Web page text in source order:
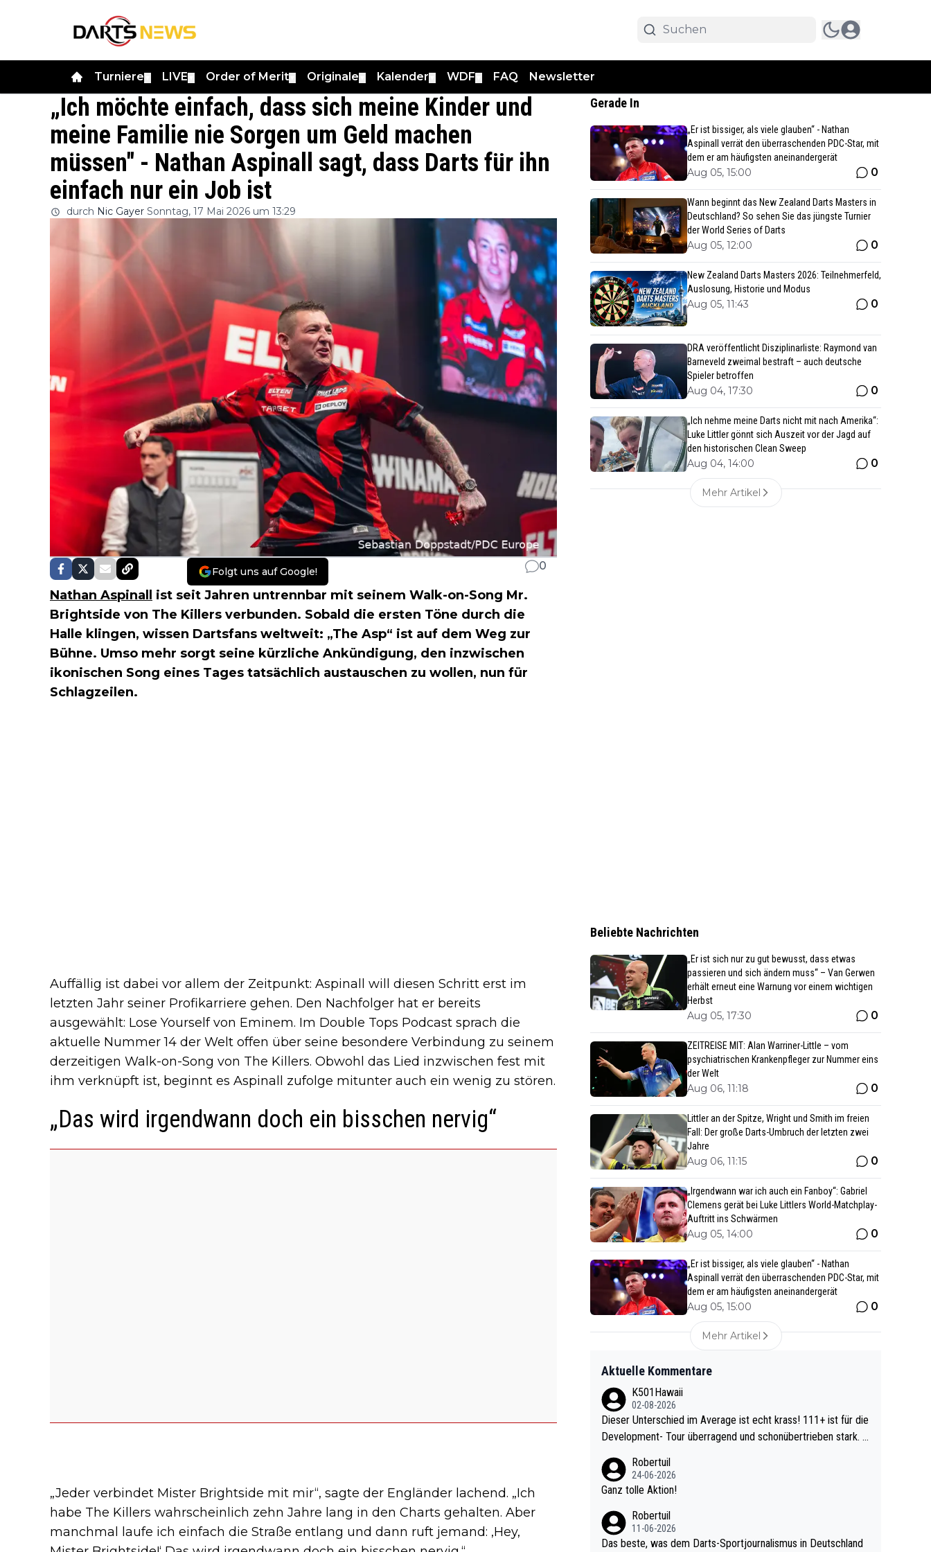
Turniere LIVE Order of Merit Originale Kalender WDF FAQ Newsletter
„Ich möchte einfach, dass sich meine Kinder und
meine Familie nie Sorgen um Geld machen
müssen" - Nathan Aspinall sagt, dass Darts für ihn
einfach nur ein Job ist
durch Nic Gayer Sonntag, 17 Mai 2026 um 13:29
Folgt uns auf Google! 0
Nathan Aspinall
ist seit Jahren untrennbar mit seinem Walk-on-Song Mr.
Brightside von The Killers verbunden. Sobald die ersten Töne durch die
Halle klingen, wissen Dartsfans weltweit: „The Asp“ ist auf dem Weg zur
Bühne. Umso mehr sorgt seine kürzliche Ankündigung, den inzwischen
ikonischen Song eines Tages tatsächlich austauschen zu wollen, nun für
Schlagzeilen.
Auffällig ist dabei vor allem der Zeitpunkt: Aspinall will diesen Schritt erst im
letzten Jahr seiner Profikarriere gehen. Den Nachfolger hat er bereits
ausgewählt: Lose Yourself von Eminem. Im Double Tops Podcast sprach die
aktuelle Nummer 14 der Welt offen über seine besondere Verbindung zu seinem
derzeitigen Walk-on-Song von The Killers. Obwohl das Lied inzwischen fest mit
ihm verknüpft ist, beginnt es Aspinall zufolge mitunter auch ein wenig zu stören.
„Das wird irgendwann doch ein bisschen nervig“
„Jeder verbindet Mister Brightside mit mir“, sagte der Engländer lachend. „Ich
habe The Killers wahrscheinlich zehn Jahre lang in den Charts gehalten. Aber
manchmal laufe ich einfach die Straße entlang und dann ruft jemand: ‚Hey,
Gerade In
„Er ist bissiger, als viele glauben“ - Nathan
Aspinall verrät den überraschenden PDC-Star, mit
dem er am häufigsten aneinandergerät
Aug 05, 15:00 0
Wann beginnt das New Zealand Darts Masters in
Deutschland? So sehen Sie das jüngste Turnier
der World Series of Darts
Aug 05, 12:00 0
New Zealand Darts Masters 2026: Teilnehmerfeld,
Auslosung, Historie und Modus
Aug 05, 11:43 0
DRA veröffentlicht Disziplinarliste: Raymond van
Barneveld zweimal bestraft – auch deutsche
Spieler betroffen
Aug 04, 17:30 0
„Ich nehme meine Darts nicht mit nach Amerika“:
Luke Littler gönnt sich Auszeit vor der Jagd auf
den historischen Clean Sweep
Aug 04, 14:00 0
Mehr Artikel
Beliebte Nachrichten
„Er ist sich nur zu gut bewusst, dass etwas
passieren und sich ändern muss“ – Van Gerwen
erhält erneut eine Warnung vor einem wichtigen
Herbst
Aug 05, 17:30 0
ZEITREISE MIT: Alan Warriner-Little – vom
psychiatrischen Krankenpfleger zur Nummer eins
der Welt
Aug 06, 11:18 0
Littler an der Spitze, Wright und Smith im freien
Fall: Der große Darts-Umbruch der letzten zwei
Jahre
Aug 06, 11:15 0
„Irgendwann war ich auch ein Fanboy“: Gabriel
Clemens gerät bei Luke Littlers World-Matchplay-
Auftritt ins Schwärmen
Aug 05, 14:00 0
„Er ist bissiger, als viele glauben“ - Nathan
Aspinall verrät den überraschenden PDC-Star, mit
dem er am häufigsten aneinandergerät
Aug 05, 15:00 0
Mehr Artikel
Aktuelle Kommentare
K501Hawaii
02-08-2026
Dieser Unterschied im Average ist echt krass! 111+ ist für die
Development- Tour überragend und schonübertrieben stark. U
e mal 40+ erst recht. Da gewinnst keinen Blumentopf - ist ja n
och krasser wie ein Pokalspiel eines Kreisligisten vs einem Bu
Robertuil
24-06-2026
Ganz tolle Aktion!
Robertuil
11-06-2026
Das beste, was dem Darts-Sportjournalismus in Deutschland